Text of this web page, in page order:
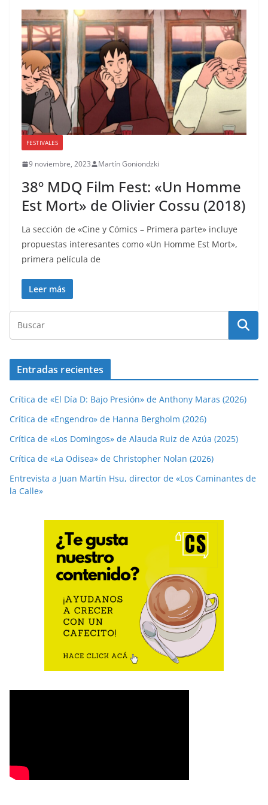
FESTIVALES
9 noviembre, 2023 Martín Goniondzki
38º MDQ Film Fest: «Un Homme
Est Mort» de Olivier Cossu (2018)
La sección de «Cine y Cómics – Primera parte» incluye
propuestas interesantes como «Un Homme Est Mort»,
primera película de
Leer más
Entradas recientes
Crítica de «El Día D: Bajo Presión» de Anthony Maras (2026)
Crítica de «Engendro» de Hanna Bergholm (2026)
Crítica de «Los Domingos» de Alauda Ruiz de Azúa (2025)
Crítica de «La Odisea» de Christopher Nolan (2026)
Entrevista a Juan Martín Hsu, director de «Los Caminantes de
la Calle»